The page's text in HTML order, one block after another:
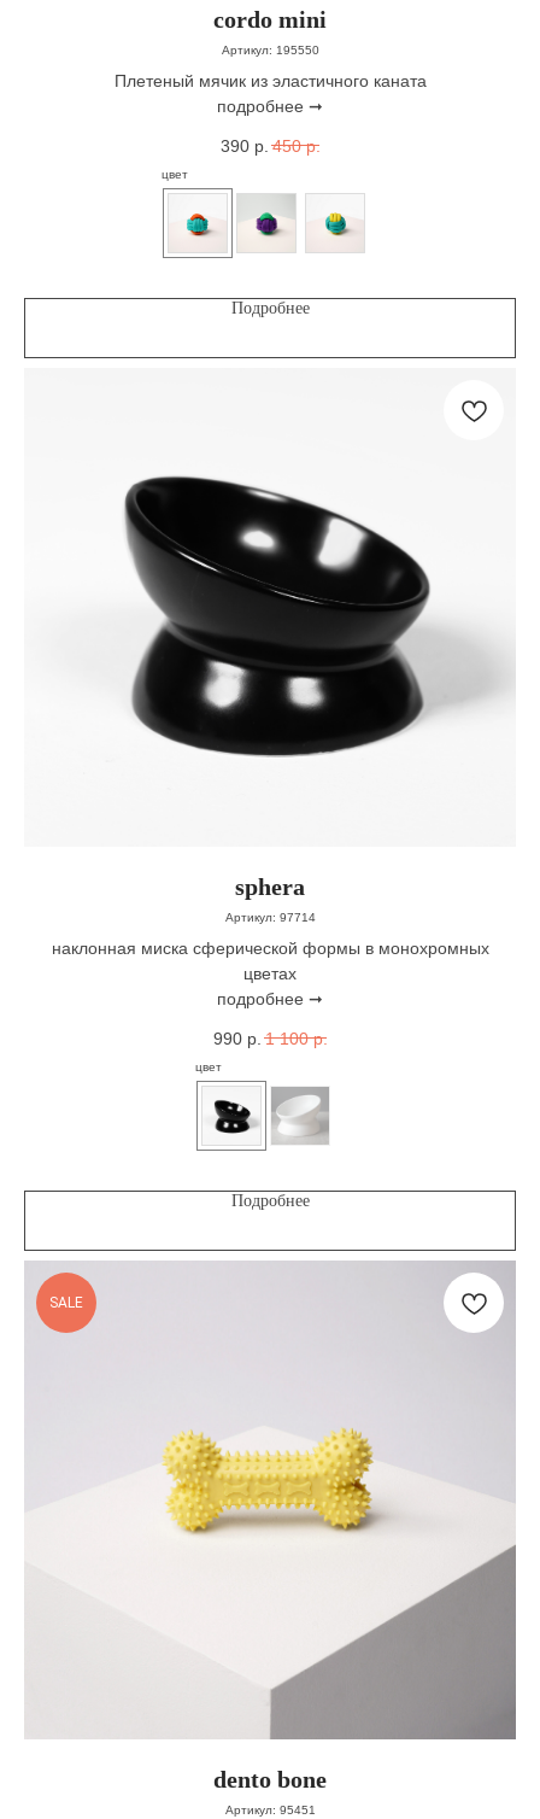
cordo mini
Артикул: 195550
Плетеный мячик из эластичного каната
подробнее ➞
390 р. 450 р.
цвет
Подробнее
sphera
Артикул: 97714
наклонная миска сферической формы в монохромных
цветах
подробнее ➞
990 р. 1 100 р.
цвет
Подробнее
SALE
dento bone
Артикул: 95451